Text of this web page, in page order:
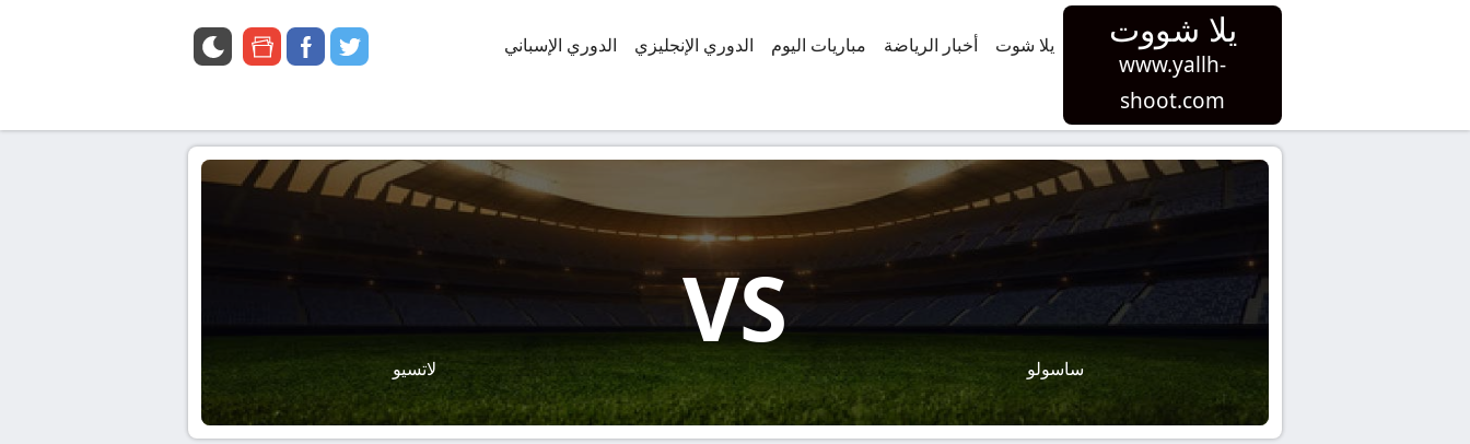
يلا شووت
www.yallh-
shoot.com
يلا شوت أخبار الرياضة مباريات اليوم الدوري الإنجليزي الدوري الإسباني twitter
facebook
google
ساسولو
VS
لاتسيو